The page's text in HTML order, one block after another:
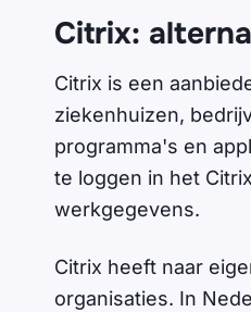
Citrix:
Citrix is een
ziekenhuizen,
programma's en
te loggen in het
werkgegevens.
Citrix heeft naar
organisaties. In